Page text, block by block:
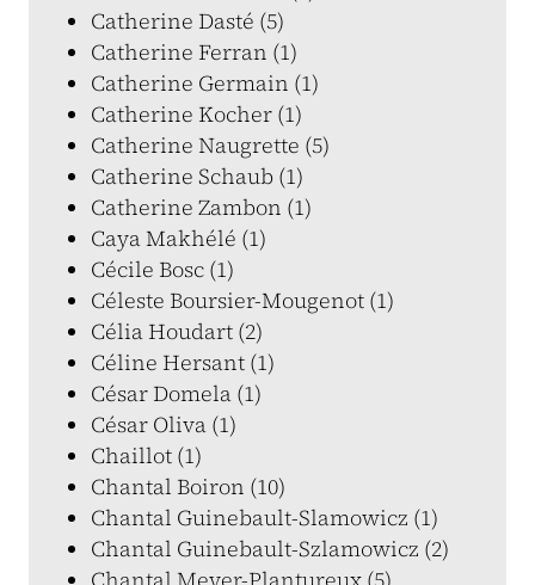
Catherine Dasté (5)
Catherine Ferran (1)
Catherine Germain (1)
Catherine Kocher (1)
Catherine Naugrette (5)
Catherine Schaub (1)
Catherine Zambon (1)
Caya Makhélé (1)
Cécile Bosc (1)
Céleste Boursier-Mougenot (1)
Célia Houdart (2)
Céline Hersant (1)
César Domela (1)
César Oliva (1)
Chaillot (1)
Chantal Boiron (10)
Chantal Guinebault-Slamowicz (1)
Chantal Guinebault-Szlamowicz (2)